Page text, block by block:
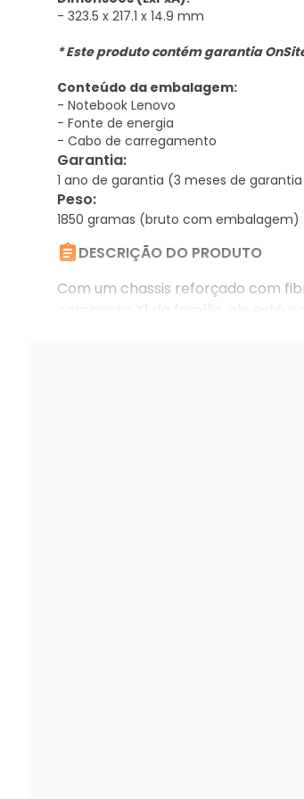
- 323.5 x 217.1 x 14.9 mm
* Este produto contém garantia
Conteúdo da embalagem:
- Notebook Lenovo
- Fonte de energia
- Cabo de carregamento
Garantia:
1 ano de garantia (3 meses de
Peso:
1850 gramas (bruto com embalagem)
DESCRIÇÃO DO PRODUTO
Com um chassis reforçado com
compacto X1 da família, ele está